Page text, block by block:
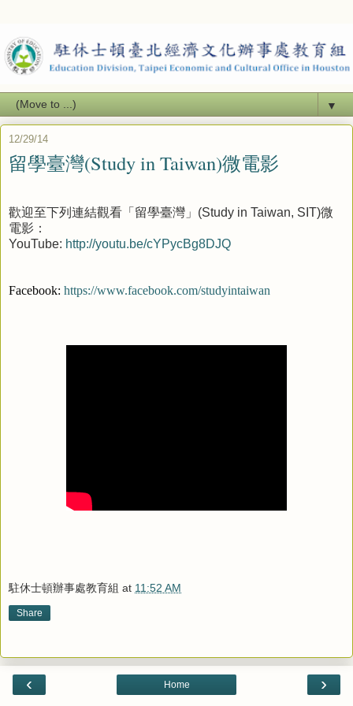
▼
12/29/14
留學臺灣(Study in Taiwan)微電影
歡迎至下列連結觀看「留學臺灣」(Study in Taiwan, SIT)微
電影：
YouTube: http://youtu.be/cYPycBg8DJQ
Facebook: https://www.facebook.com/studyintaiwan
駐休士頓辦事處教育組 at 11:52 AM
Share
‹ ›
Home